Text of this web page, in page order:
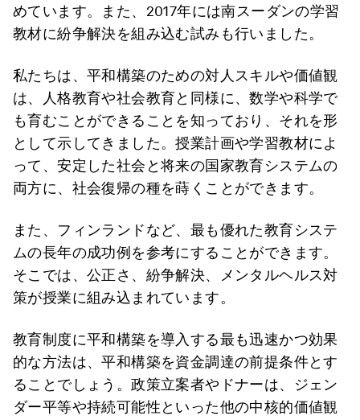
めています。また、2017年には南スーダンの学習
教材に紛争解決を組み込む試みも行いました。
私たちは、平和構築のための対人スキルや価値観
は、人格教育や社会教育と同様に、数学や科学で
も育むことができることを知っており、それを形
として示してきました。授業計画や学習教材によ
って、安定した社会と将来の国家教育システムの
両方に、社会復帰の種を蒔くことができます。
また、フィンランドなど、最も優れた教育システ
ムの長年の成功例を参考にすることができます。
そこでは、公正さ、紛争解決、メンタルヘルス対
策が授業に組み込まれています。
教育制度に平和構築を導入する最も迅速かつ効果
的な方法は、平和構築を資金調達の前提条件とす
ることでしょう。政策立案者やドナーは、ジェン
ダー平等や持続可能性といった他の中核的価値観